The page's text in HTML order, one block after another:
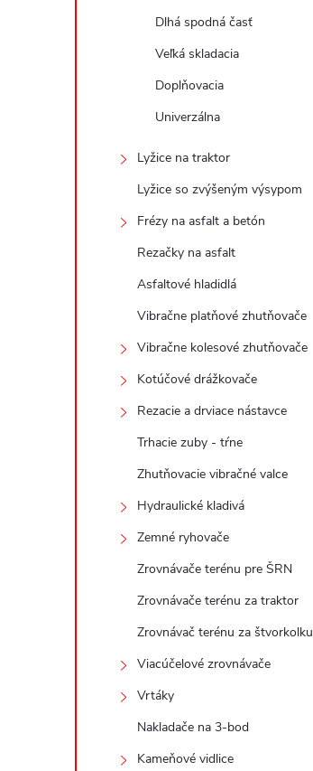
Dlhá spodná časť
Veľká skladacia
Doplňovacia
Univerzálna
Lyžice na traktor
Lyžice so zvýšeným výsypom
Frézy na asfalt a betón
Rezačky na asfalt
Asfaltové hladidlá
Vibračne platňové zhutňovače
Vibračne kolesové zhutňovače
Kotúčové drážkovače
Rezacie a drviace nástavce
Trhacie zuby - tŕne
Zhutňovacie vibračné valce
Hydraulické kladivá
Zemné ryhovače
Zrovnávače terénu pre ŠRN
Zrovnávače terénu za traktor
Zrovnávač terénu za štvorkolku
Viacúčelové zrovnávače
Vrtáky
Nakladače na 3-bod
Kameňové vidlice